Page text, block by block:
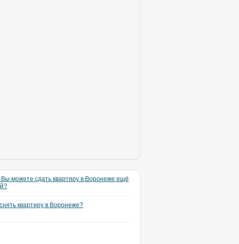
можете сдать квартиру в Воронеже ещё
квартиру в Воронеже?